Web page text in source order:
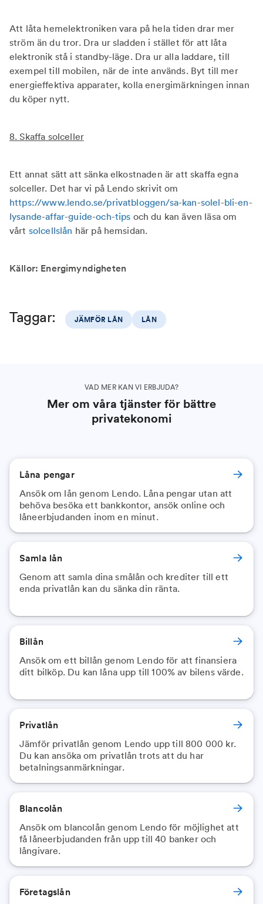
Att låta hemelektroniken vara på hela tiden drar mer
ström än du tror. Dra ur sladden i stället för att låta
elektronik stå i standby-läge. Dra ur alla laddare, till
exempel till mobilen, när de inte används. Byt till mer
energieffektiva apparater, kolla energimärkningen innan
du köper nytt.
8. Skaffa solceller
Ett annat sätt att sänka elkostnaden är att skaffa egna
solceller. Det har vi på Lendo skrivit om
https://www.lendo.se/privatbloggen/sa-kan-solel-bli-en-
lysande-affar-guide-och-tips och du kan även läsa om
vårt solcellslån här på hemsidan.
Källor: Energimyndigheten
Taggar: JÄMFÖR LÅN LÅN
VAD MER KAN VI ERBJUDA?
Mer om våra tjänster för bättre
privatekonomi
Låna pengar
Ansök om lån genom Lendo. Låna pengar utan att
behöva besöka ett bankkontor, ansök online och
låneerbjudanden inom en minut.
Samla lån
Genom att samla dina smålån och krediter till ett
enda privatlån kan du sänka din ränta.
Billån
Ansök om ett billån genom Lendo för att finansiera
ditt bilköp. Du kan låna upp till 100% av bilens värde.
Privatlån
Jämför privatlån genom Lendo upp till 800 000 kr.
Du kan ansöka om privatlån trots att du har
betalningsanmärkningar.
Blancolån
Ansök om blancolån genom Lendo för möjlighet att
få låneerbjudanden från upp till 40 banker och
långivare.
Företagslån